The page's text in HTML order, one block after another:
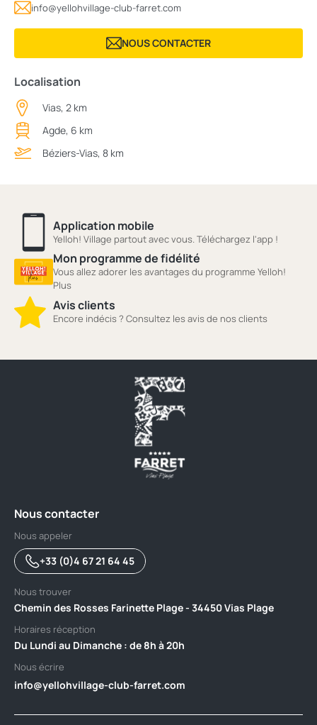
info@yellohvillage-club-farret.com
NOUS CONTACTER
Localisation
Vias, 2 km
Agde, 6 km
Béziers-Vias, 8 km
Application mobile
Yelloh! Village partout avec vous. Téléchargez l'app !
Mon programme de fidélité
Vous allez adorer les avantages du programme Yelloh!
Plus
Avis clients
Encore indécis ? Consultez les avis de nos clients
Nous contacter
Nous appeler
+33 (0)4 67 21 64 45
Nous trouver
Chemin des Rosses Farinette Plage - 34450 Vias Plage
Horaires réception
Du Lundi au Dimanche : de 8h à 20h
Nous écrire
info@yellohvillage-club-farret.com